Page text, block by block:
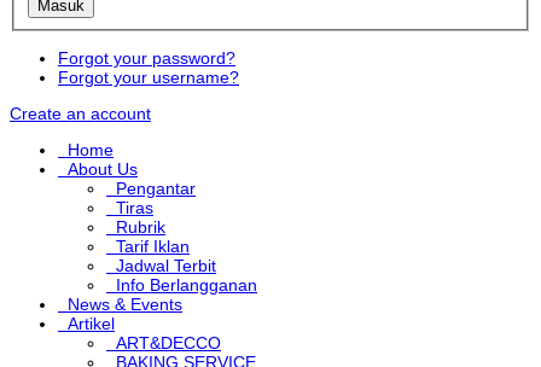
Forgot your password?
Forgot your username?
Create an account
Home
About Us
Pengantar
Tiras
Rubrik
Tarif Iklan
Jadwal Terbit
Info Berlangganan
News & Events
Artikel
ART&DECCO
BAKING SERVICE